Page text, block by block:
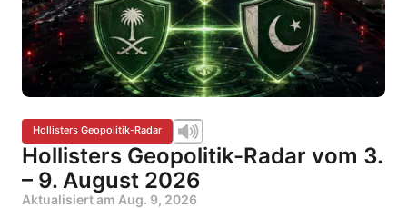
Hollisters Geopolitik-Radar
Hollisters Geopolitik-Radar vom 3.
– 9. August 2026
Aktualisiert am Aug. 9, 2026